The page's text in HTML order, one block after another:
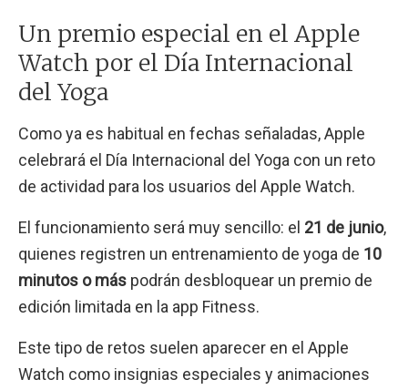
Un premio especial en el Apple
Watch por el Día Internacional
del Yoga
Como ya es habitual en fechas señaladas, Apple
celebrará el Día Internacional del Yoga con un reto
de actividad para los usuarios del Apple Watch.
El funcionamiento será muy sencillo: el 21 de junio,
quienes registren un entrenamiento de yoga de 10
minutos o más podrán desbloquear un premio de
edición limitada en la app Fitness.
Este tipo de retos suelen aparecer en el Apple
Watch como insignias especiales y animaciones